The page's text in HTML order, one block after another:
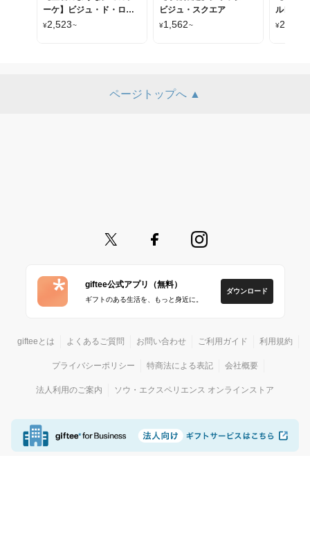
ーケ】ビジュ・ド・ロー
ズ
¥2,523~
ビジュ・スクエア
¥1,562~
ルレット
¥2,458
ページトップへ ▲
giftee公式アプリ（無料）
ギフトのある生活を、もっと身近に。
ダウンロード
gifteeとは よくあるご質問 お問い合わせ ご利用ガイド 利用規約
プライバシーポリシー 特商法による表記 会社概要
法人利用のご案内 ソウ・エクスペリエンス オンラインストア